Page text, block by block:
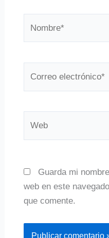
Guarda mi
web en este
que comente.